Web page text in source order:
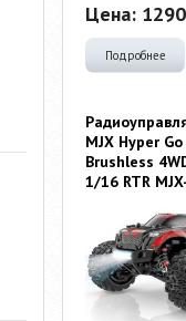
Цена:
Подробнее
MJX Hyper
Brushless
1/16 RTR